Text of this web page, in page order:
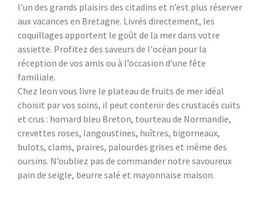
l'un des grands plaisirs des citadins et n’est plus réserver
aux vacances en Bretagne. Livrés directement, les
coquillages apportent le goût de la mer dans votre
assiette. Profitez des saveurs de l'océan pour la
réception de vos amis ou à l’occasion d’une fête
familiale.
Chez leon vous livre le plateau de fruits de mer idéal
choisit par vos soins, il peut contenir des crustacés cuits
et crus : homard bleu Breton, tourteau de Normandie,
crevettes roses, langoustines, huîtres, bigorneaux,
bulots, clams, praires, palourdes grises et même des
oursins. N’oubliez pas de commander notre savoureux
pain de seigle, beurre salé et mayonnaise maison.